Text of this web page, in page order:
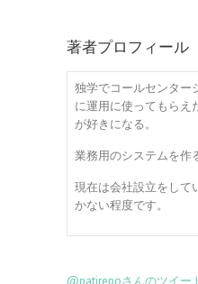
著者プロフィール
独学でコールセンター
に運用に使ってもらえ
が好きになる。
業務用のシステムを作
現在は会社設立をして
かない程度です。
@patirepoさんのツイー